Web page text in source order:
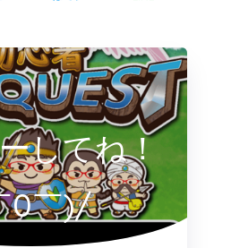
してね！
0￣)/